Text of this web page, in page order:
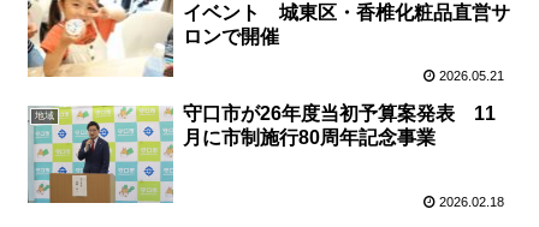
イベント 城東区・香椎化粧品直営サ
ロンで開催
2026.05.21
地域
守口市が26年度当初予算案発表 11
月に市制施行80周年記念事業
2026.02.18